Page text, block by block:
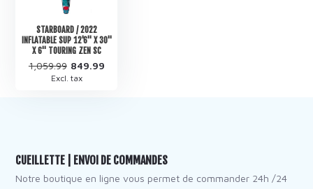
STARBOARD / 2022
INFLATABLE SUP 12'6" X 30"
X 6" TOURING ZEN SC
1,059.99 849.99
Excl. tax
CUEILLETTE | ENVOI DE COMMANDES
Notre boutique en ligne vous permet de commander 24h /24